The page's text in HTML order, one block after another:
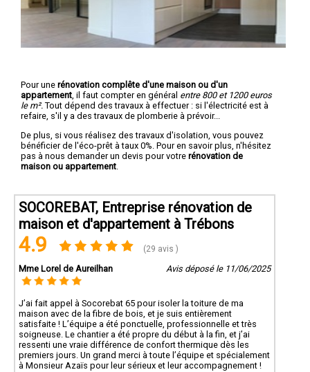
Pour une rénovation complête d'une maison ou d'un
appartement , il faut compter en général entre 800 et 1200 euros
le m². Tout dépend des travaux à effectuer : si l'électricité est à
refaire, s'il y a des travaux de plomberie à prévoir...
De plus, si vous réalisez des travaux d'isolation, vous pouvez
bénéficier de l'éco-prêt à taux 0%. Pour en savoir plus, n'hésitez
pas à nous demander un devis pour votre rénovation de
maison ou appartement
SOCOREBAT, Entreprise rénovation de
maison et d'appartement à Trébons
4.9 (29 avis )
Mme Lorel de Aureilhan Avis déposé le 11/06/2025
J’ai fait appel à Socorebat 65 pour isoler la toiture de ma
maison avec de la fibre de bois, et je suis entièrement
satisfaite ! L’équipe a été ponctuelle, professionnelle et très
soigneuse. Le chantier a été propre du début à la fin, et j’ai
ressenti une vraie différence de confort thermique dès les
premiers jours. Un grand merci à toute l’équipe et spécialement
à Monsieur Azaïs pour leur sérieux et leur accompagnement !